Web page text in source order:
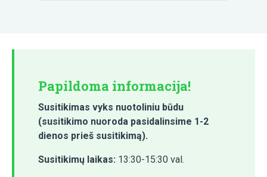
Papildoma informacija!
Susitikimas vyks nuotoliniu būdu
(susitikimo nuoroda pasidalinsime 1-2
dienos prieš susitikimą).
Susitikimų laikas: 13:30-15:30 val.